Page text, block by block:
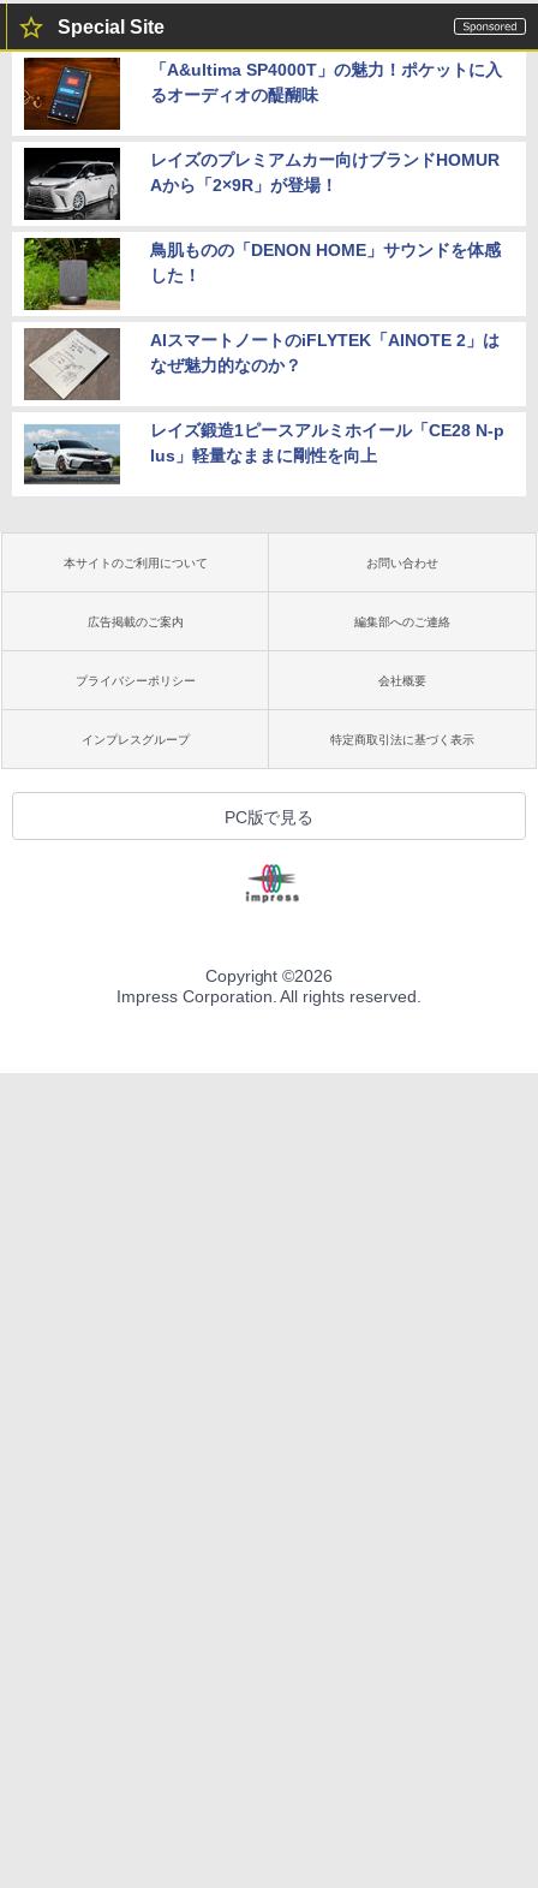
Special Site
「A&ultima SP4000T」の魅力！ポケットに入
るオーディオの醍醐味
レイズのプレミアムカー向けブランドHOMUR
Aから「2×9R」が登場！
鳥肌ものの「DENON HOME」サウンドを体感
した！
AIスマートノートのiFLYTEK「AINOTE 2」は
なぜ魅力的なのか？
レイズ鍛造1ピースアルミホイール「CE28 N-p
lus」軽量なままに剛性を向上
本サイトのご利用について お問い合わせ
広告掲載のご案内 編集部へのご連絡
プライバシーポリシー 会社概要
インプレスグループ 特定商取引法に基づく表示
PC版で見る
Copyright ©2026
Impress Corporation. All rights reserved.